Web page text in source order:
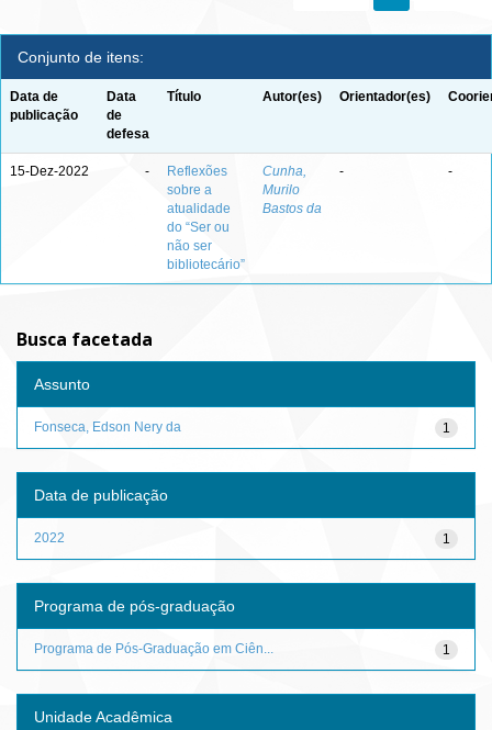
Conjunto de itens:
Data de
publicação
Data
de
defesa
Título Autor(es) Orientador(es)
15-Dez-2022 -
Reflexões
sobre a
atualidade
do “Ser ou
não ser
bibliotecário”
Cunha,
Murilo
Bastos da
- -
Busca facetada
Assunto
1
Fonseca, Edson Nery da
Data de publicação
1
2022
Programa de pós-graduação
1
Programa de Pós-Graduação em Ciên...
Unidade Acadêmica